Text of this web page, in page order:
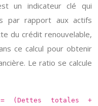
un indicateur clé qui
par rapport aux actifs
du crédit renouvelable,
ce calcul pour obtenir
Le ratio se calcule
= (Dettes totales +